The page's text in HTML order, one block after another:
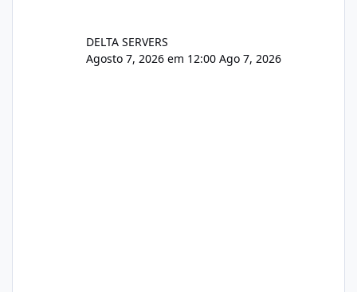
DELTA SERVERS
Agosto 7, 2026 em 12:00 Ago 7, 2026